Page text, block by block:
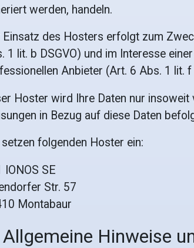
werden, handeln.
Einsatz des Hosters erfolgt zum
1 lit. b DSGVO) und im Interesse
Anbieter (Art. 6 Abs. 1 lit. f
Hoster wird Ihre Daten nur
in Bezug auf diese Daten
folgenden Hoster ein:
IONOS SE
Str. 57
Montabaur
Hinweise